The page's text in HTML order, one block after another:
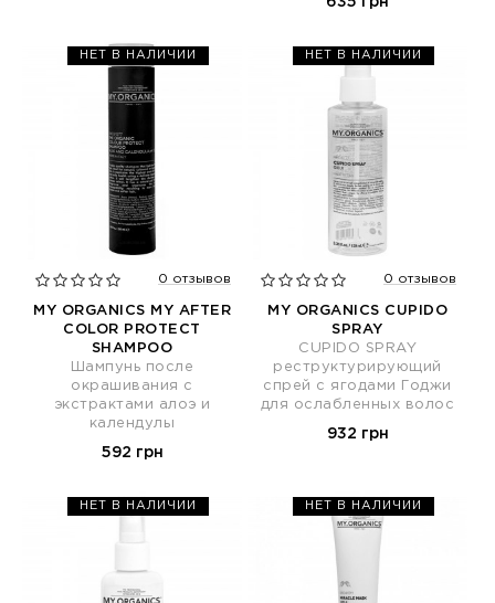
НЕТ В НАЛИЧИИ
0 отзывов
MY ORGANICS MY AFTER
COLOR PROTECT
SHAMPOO
Шампунь после
окрашивания с
экстрактами алоэ и
календулы
592 грн
НЕТ В НАЛИЧИИ
0 отзывов
MY ORGANICS CUPIDO
SPRAY
CUPIDO SPRAY
реструктурирующий
спрей с ягодами Годжи
для ослабленных волос
932 грн
НЕТ В НАЛИЧИИ НЕТ В НАЛИЧИИ